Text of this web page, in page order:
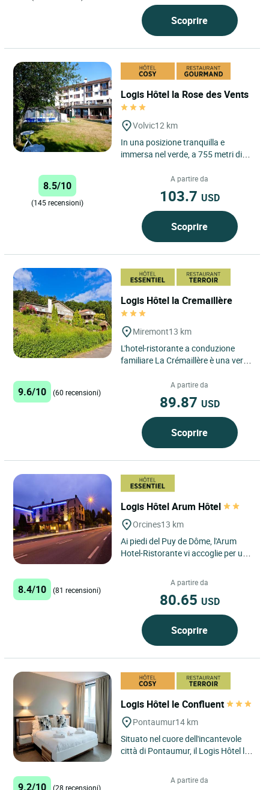
Scoprire
Logis Hôtel la Rose des Vents
Volvic12 km
In una posizione tranquilla e
immersa nel verde, a 755 metri di
Ferrand o dal Puy de...
8.5/10
(145 recensioni)
A partire da
103.7 USD
Scoprire
Logis Hôtel la Cremaillère
Miremont13 km
L'hotel-ristorante a conduzione
familiare La Crémaillère è una vera
classificata Natura 2000,...
9.6/10 (60 recensioni)
A partire da
89.87 USD
Scoprire
Logis Hôtel Arum Hôtel
Orcines13 km
Ai piedi del Puy de Dôme, l'Arum
Hotel-Ristorante vi accoglie per un
8.4/10 (81 recensioni)
A partire da
80.65 USD
Scoprire
Logis Hôtel le Confluent
Pontaumur14 km
Situato nel cuore dell'incantevole
città di Pontaumur, il Logis Hôtel le
9.2/10 (28 recensioni)
A partire da